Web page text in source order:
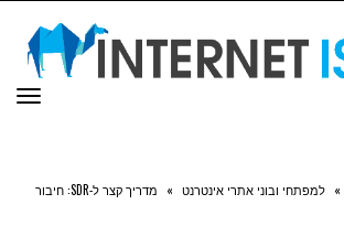
» למפתחי ובוני אתרי אינטרנט » מדריך קצר ל-SDR: חיבור